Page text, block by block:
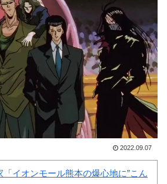
ンが
せ」
換して
の濃厚
ナンバ
界が衝
ー協会、W杯・五輪で複数回の
性接待を行い審判を買収してい
たことが発覚…（ﾌﾞﾙﾌﾞﾙ」＝
韓国の反応
韓国人「日本ではテーブルに
肘をついてはいけない？日本の
食事マナーが想像以上に厳格す
ぎて韓国人が衝撃！」→「これ
が日本の食事マナーか？‥」
韓国人「韓国サッカー協会W
杯予選で外国人審判に性接待し
2022.09.07
「イオンモール熊本の爆心地に”こん